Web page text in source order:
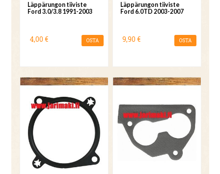
Läppärungon tiiviste
Ford 3.0/3.8 1991-2003
4,00 € OSTA
Läppärungon tiiviste
Ford 6.0TD 2003-2007
9,90 € OSTA